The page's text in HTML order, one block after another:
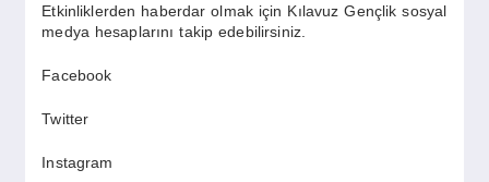
Etkinliklerden haberdar olmak için Kılavuz Gençlik sosyal
medya hesaplarını takip edebilirsiniz.
Facebook
Twitter
Instagram